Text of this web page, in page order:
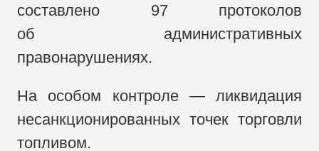
составлено 97 протоколов
об административных
правонарушениях.
На особом контроле — ликвидация
несанкционированных точек торговли
топливом.